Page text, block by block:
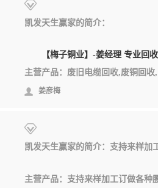
凯发天生赢家的简介：
【梅子铜业】-姜经理 专业回收
主营产品：废旧电缆回收,废铜回收
姜彦梅
凯发天生赢家的简介：支持来样加
主营产品：支持来样加工订做各种